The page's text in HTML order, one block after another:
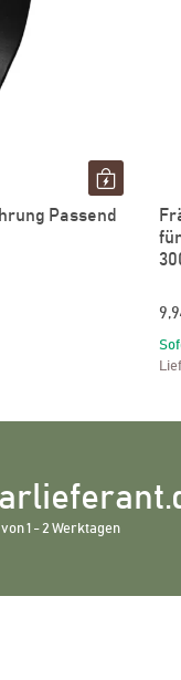
Passend
1 - 2 Werktagen